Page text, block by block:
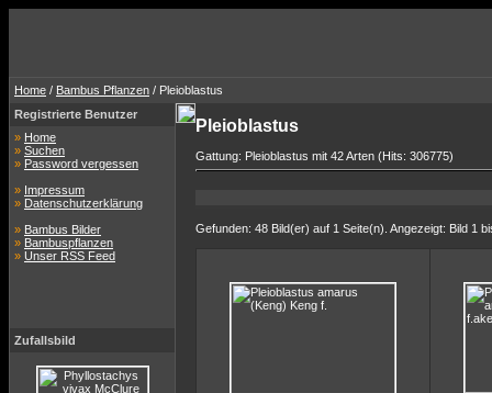
Home / Bambus Pflanzen / Pleioblastus
Registrierte Benutzer
» Home
» Suchen
» Password vergessen
» Impressum
» Datenschutzerklärung
» Bambus Bilder
» Bambuspflanzen
» Unser RSS Feed
Zufallsbild
Pleioblastus
Gattung: Pleioblastus mit 42 Arten (Hits: 306775)
Gefunden: 48 Bild(er) auf 1 Seite(n). Angezeigt: Bild 1